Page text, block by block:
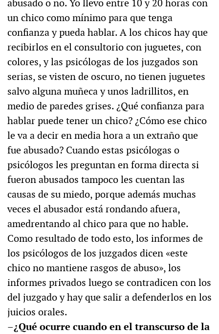
abusado o no. Yo llevo entre 10 y 20 horas con
un chico como mínimo para que tenga
confianza y pueda hablar. A los chicos hay que
recibirlos en el consultorio con juguetes, con
colores, y las psicólogas de los juzgados son
serias, se visten de oscuro, no tienen juguetes
salvo alguna muñeca y unos ladrillitos, en
medio de paredes grises. ¿Qué confianza para
hablar puede tener un chico? ¿Cómo ese chico
le va a decir en media hora a un extraño que
fue abusado? Cuando estas psicólogas o
psicólogos les preguntan en forma directa si
fueron abusados tampoco les cuentan las
causas de su miedo, porque además muchas
veces el abusador está rondando afuera,
amedrentando al chico para que no hable.
Como resultado de todo esto, los informes de
los psicólogos de los juzgados dicen «este
chico no mantiene rasgos de abuso», los
informes privados luego se contradicen con los
del juzgado y hay que salir a defenderlos en los
juicios orales.
–¿Qué ocurre cuando en el transcurso de la